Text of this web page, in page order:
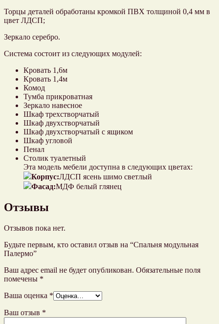
Торцы деталей обработаны кромкой ПВХ толщиной 0,4 мм в
цвет ЛДСП;
Зеркало серебро.
Система состоит из следующих модулей:
Кровать 1,6м
Кровать 1,4м
Комод
Тумба прикроватная
Зеркало навесное
Шкаф трехстворчатый
Шкаф двухстворчатый
Шкаф двухстворчатый с ящиком
Шкаф угловой
Пенал
Столик туалетный
Эта модель мебели доступна в следующих цветах:
Корпус:ЛДСП ясень шимо светлый
Фасад:МДФ белый глянец
Отзывы
Отзывов пока нет.
Будьте первым, кто оставил отзыв на “Спальня модульная
Палермо”
Ваш адрес email не будет опубликован. Обязательные поля
помечены *
Ваша оценка *
Ваш отзыв *